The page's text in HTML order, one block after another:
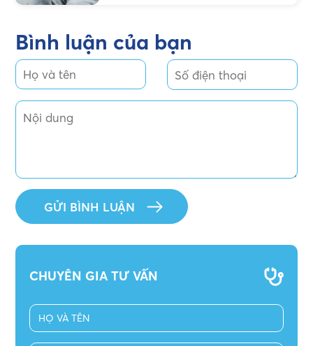
Bình luận của bạn
CHUYÊN GIA TƯ VẤN